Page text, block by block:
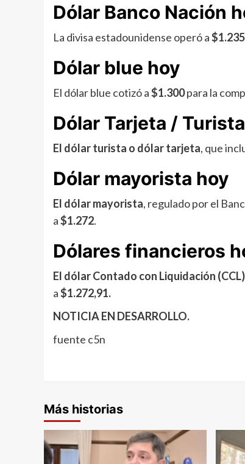
Dólar Banco Nación
La divisa estadounidense operó a$1.235
Dólar blue hoy
El dólar blue cotizó a$1.300para la
Dólar Tarjeta /
El dólar turista o dólar tarjeta, que
Dólar mayorista hoy
El dólar mayorista, regulado por el
a$1.272.
Dólares financieros
El dólar Contado con Liquidación (CCL)
a$1.272,91.
NOTICIA EN DESARROLLO.
fuente c5n
Más historias